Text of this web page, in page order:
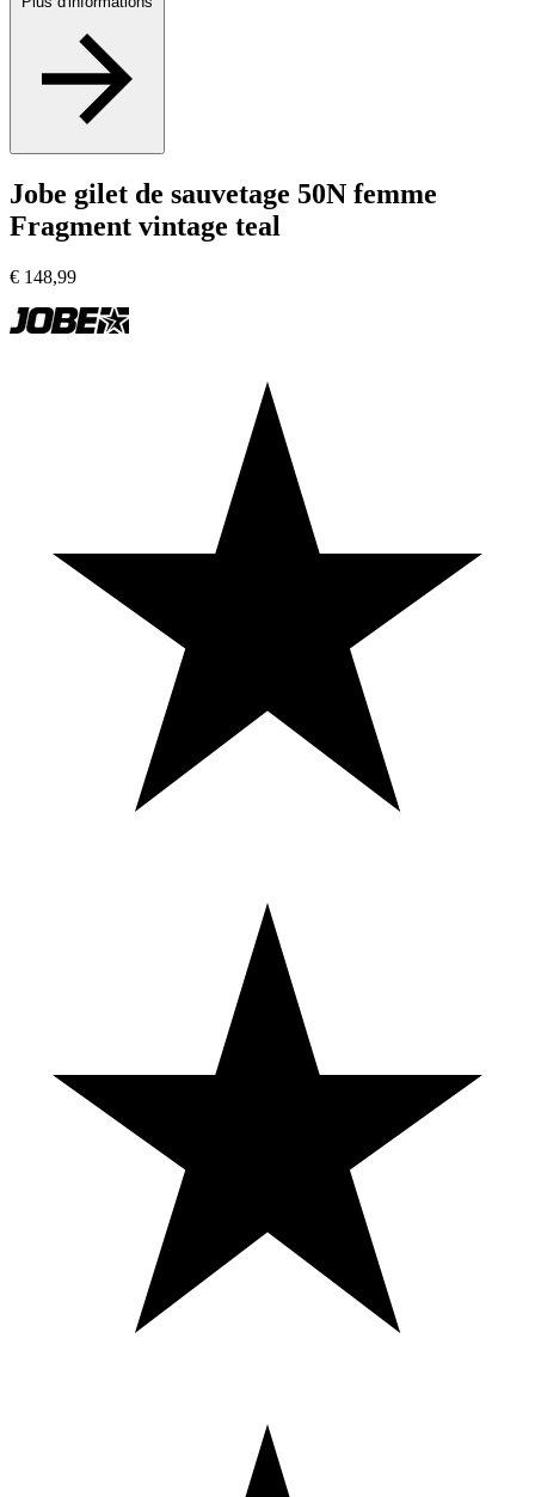
Jobe gilet de sauvetage 50N femme
Fragment vintage teal
€ 148,99